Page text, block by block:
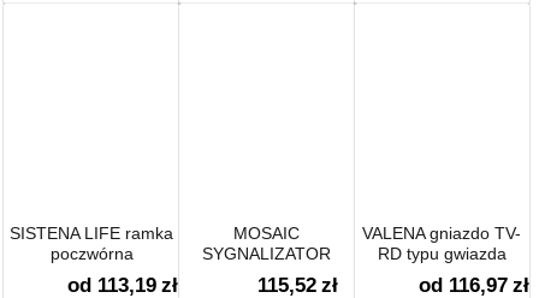
SISTENA LIFE ramka
poczwórna
od 113,19 zł
MOSAIC
SYGNALIZATOR
ŚWIETLNY LED
115,52 zł
VALENA gniazdo TV-
RD typu gwiazda
od 116,97 zł